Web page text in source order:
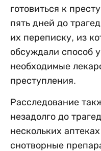
готовиться к
пять дней до
их переписку, из
обсуждали способ
необходимые
преступления.
Расследование
незадолго до
нескольких
снотворные